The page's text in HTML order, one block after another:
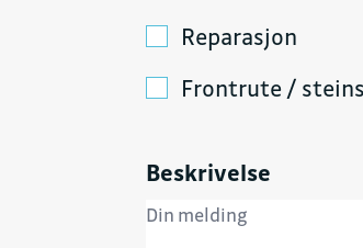
Reparasjon
Frontrute /
Beskrivelse